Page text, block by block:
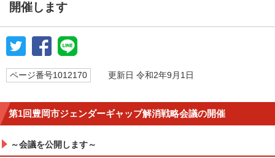
開催します
ページ番号1012170 更新日 令和2年9月1日
第1回豊岡市ジェンダーギャップ解消戦略会議の開催
～会議を公開します～